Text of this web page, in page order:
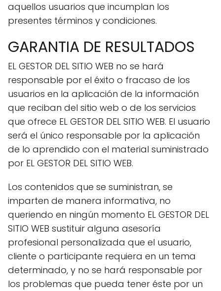
aquellos usuarios que incumplan los
presentes términos y condiciones.
GARANTIA DE RESULTADOS
EL GESTOR DEL SITIO WEB no se hará
responsable por el éxito o fracaso de los
usuarios en la aplicación de la información
que reciban del sitio web o de los servicios
que ofrece EL GESTOR DEL SITIO WEB. El usuario
será el único responsable por la aplicación
de lo aprendido con el material suministrado
por EL GESTOR DEL SITIO WEB.
Los contenidos que se suministran, se
imparten de manera informativa, no
queriendo en ningún momento EL GESTOR DEL
SITIO WEB sustituir alguna asesoría
profesional personalizada que el usuario,
cliente o participante requiera en un tema
determinado, y no se hará responsable por
los problemas que pueda tener éste por un